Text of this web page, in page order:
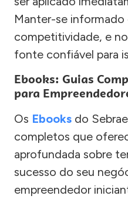
Manter-se informado
competitividade, e
fonte confiável para
Ebooks: Guias
para
Os Ebooks do
completos que
aprofundada sobre
sucesso do seu
empreendedor